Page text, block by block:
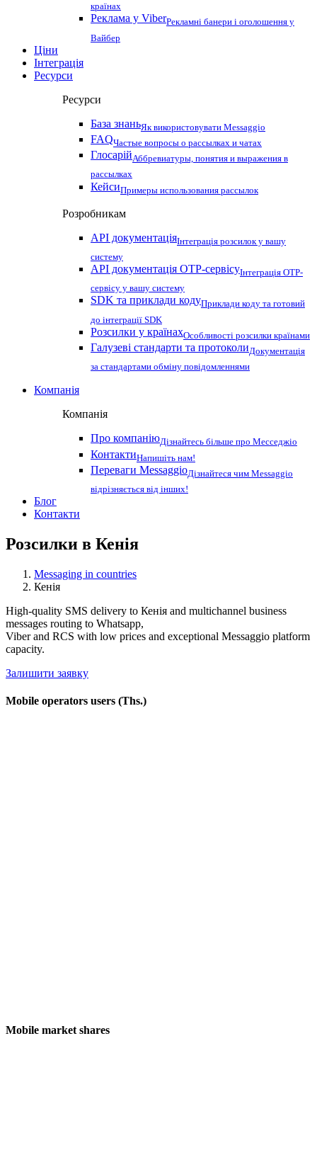
країнах
Реклама у ViberРекламні банери і оголошення у
Вайбер
Ціни
Інтеграція
Ресурси
Ресурси
База знаньЯк використовувати Messaggio
FAQЧастые вопросы о рассылках и чатах
ГлосарійАббревиатуры, понятия и выражения в
рассылках
КейсиПримеры использования рассылок
Розробникам
API документаціяІнтеграція розсилок у вашу
систему
API документація OTP-сервісуІнтеграція OTP-
сервісу у вашу систему
SDK та приклади кодуПриклади коду та готовий
до інтеграції SDK
Розсилки у країнахОсобливості розсилки країнами
Галузеві стандарти та протоколиДокументація
за стандартами обміну повідомленнями
Компанія
Компанія
Про компаніюДізнайтесь більше про Месседжіо
КонтактиНапишіть нам!
Переваги MessaggioДізнайтеся чим Messaggio
відрізняється від інших!
Блог
Контакти
Розсилки в Кенія
Messaging in countries
Кенія
High-quality SMS delivery to Кенія and multichannel business
messages routing to Whatsapp,
Viber and RCS with low prices and exceptional Messaggio platform
capacity.
Залишити заявку
Mobile operators users (Ths.)
Mobile market shares